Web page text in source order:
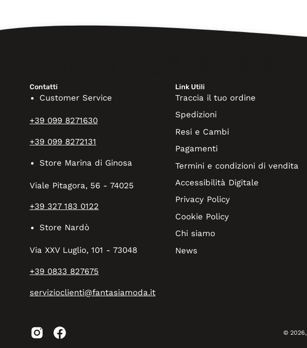
Contatti
Customer Service
+39 099 8271630
+39 099 8272131
Store Marina di Ginosa
Viale Pitagora, 56 - 74025
+39 327 183 0122
Store Nardò
Via XXV Luglio, 101 - 73048
+39 0833 827675
servizioclienti@fantasiamoda.it
Link Utili
Traccia il tuo ordine
Spedizioni
Resi e Cambi
Pagamenti
Termini e condizioni di vendita
Accessibilità Digitale
Privacy Policy
Cookie Policy
Chi siamo
News
© 2026,